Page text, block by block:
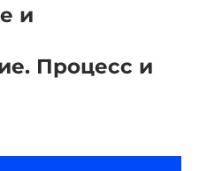
и
Процесс и